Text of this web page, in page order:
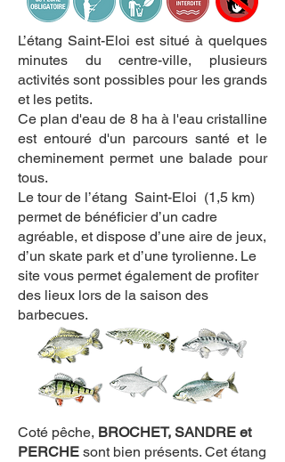
L’étang Saint-Eloi est situé à quelques
minutes du centre-ville, plusieurs
activités sont possibles pour les grands
et les petits.
Ce plan d'eau de 8 ha à l'eau cristalline
est entouré d'un parcours santé et le
cheminement permet une balade pour
tous.
Le tour de l’étang Saint-Eloi (1,5 km)
permet de bénéficier d’un cadre
agréable, et dispose d’une aire de jeux,
d’un skate park et d’une tyrolienne. Le
site vous permet également de profiter
des lieux lors de la saison des
barbecues.
Coté pêche, BROCHET, SANDRE et
PERCHE sont bien présents. Cet étang